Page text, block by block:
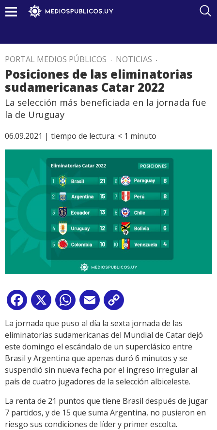
PORTAL MEDIOS PÚBLICOS . NOTICIAS .
Posiciones de las eliminatorias
sudamericanas Catar 2022
La selección más beneficiada en la jornada fue
la de Uruguay
06.09.2021 | tiempo de lectura: < 1 minuto
Facebook
X WhatsApp
Email
Link
La jornada que puso al día la sexta jornada de las
eliminatorias sudamericanas del Mundial de Catar dejó
este domingo el escándalo de un superclásico entre
Brasil y Argentina que apenas duró 6 minutos y se
suspendió sin nueva fecha por el ingreso irregular al
país de cuatro jugadores de la selección albiceleste.
La renta de 21 puntos que tiene Brasil después de jugar
7 partidos, y de 15 que suma Argentina, no pusieron en
riesgo sus condiciones de líder y primer escolta.